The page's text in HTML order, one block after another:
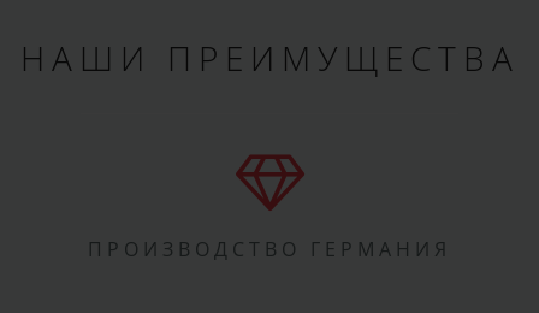
НАШИ ПРЕИМУЩЕСТВА
ПРОИЗВОДСТВО ГЕРМАНИЯ